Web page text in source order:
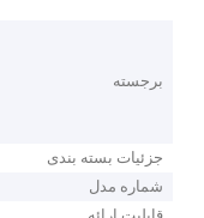
برجسته
جزئیات بسته بندی
شماره مدل